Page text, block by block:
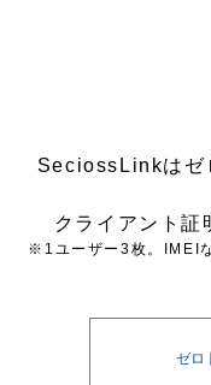
SeciossLinkはゼ
クライアント
※1ユーザー3枚。IMEI
ゼロ